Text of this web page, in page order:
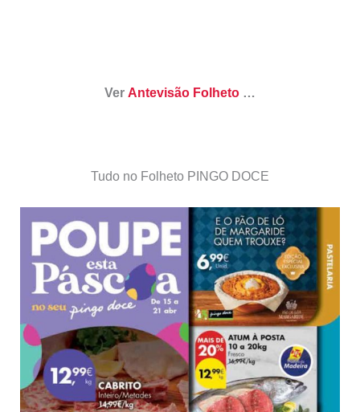
Ver Antevisão Folheto …
Tudo no Folheto PINGO DOCE